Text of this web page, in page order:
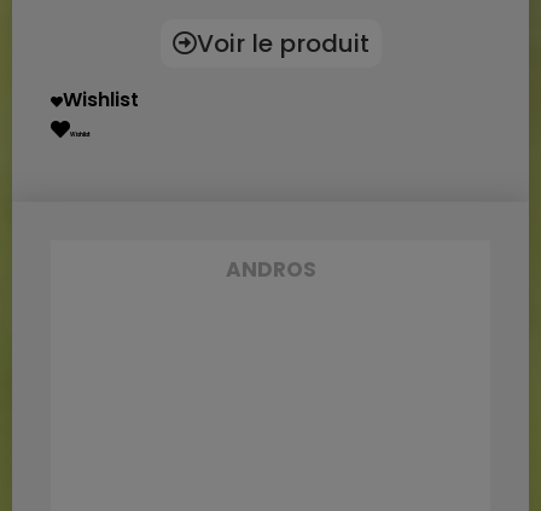
Voir le produit
Wishlist
Wishlist
ANDROS